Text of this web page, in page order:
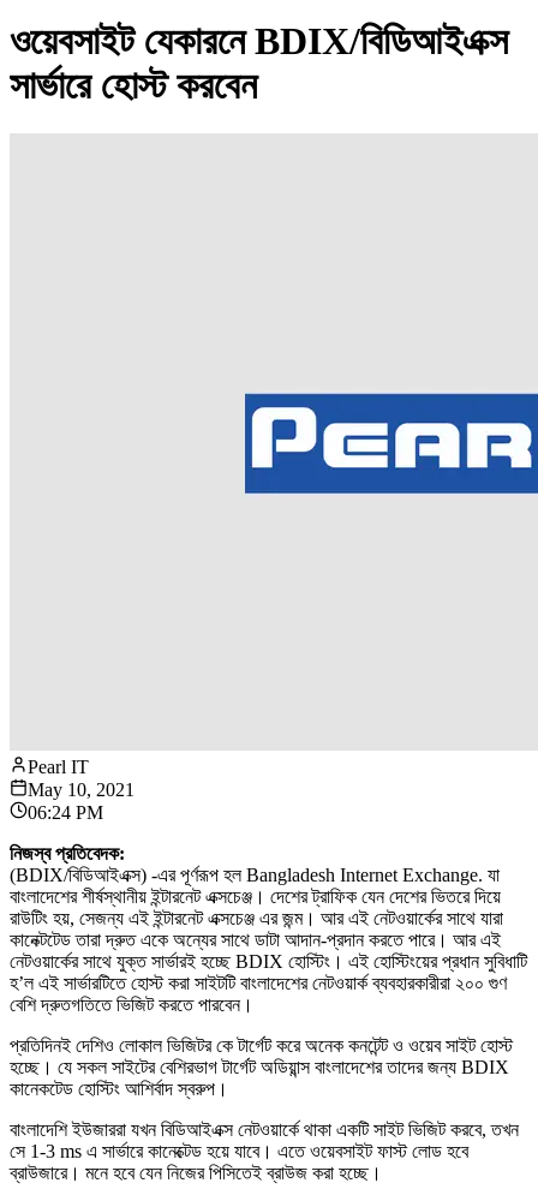
ওয়েবসাইট যেকারনে BDIX/বিডিআইএক্স
সার্ভারে হোস্ট করবেন
Pearl IT
May 10, 2021
06:24 PM
নিজস্ব প্রতিবেদক:
(BDIX/বিডিআইএক্স) -এর পূর্ণরূপ হল Bangladesh Internet Exchange. যা
বাংলাদেশের শীর্ষস্থানীয় ইন্টারনেট এক্সচেঞ্জ। দেশের ট্রাফিক যেন দেশের ভিতরে দিয়ে
রাউটিং হয়, সেজন্য এই ইন্টারনেট এক্সচেঞ্জ এর জন্ম। আর এই নেটওয়ার্কের সাথে যারা
কানেক্টটেড তারা দ্রুত একে অন্যের সাথে ডাটা আদান-প্রদান করতে পারে। আর এই
নেটওয়ার্কের সাথে যুক্ত সার্ভারই হচ্ছে BDIX হোস্টিং। এই হোস্টিংয়ের প্রধান সুবিধাটি
হ’ল এই সার্ভারটিতে হোস্ট করা সাইটটি বাংলাদেশের নেটওয়ার্ক ব্যবহারকারীরা ২০০ গুণ
বেশি দ্রুতগতিতে ভিজিট করতে পারবেন।
প্রতিদিনই দেশিও লোকাল ভিজিটর কে টার্গেট করে অনেক কনটেন্ট ও ওয়েব সাইট হোস্ট
হচ্ছে। যে সকল সাইটের বেশিরভাগ টার্গেট অডিয়ান্স বাংলাদেশের তাদের জন্য BDIX
কানেকটেড হোস্টিং আশির্বাদ স্বরুপ।
বাংলাদেশি ইউজাররা যখন বিডিআইএক্স নেটওয়ার্কে থাকা একটি সাইট ভিজিট করবে, তখন
সে 1-3 ms এ সার্ভারে কানেক্টেড হয়ে যাবে। এতে ওয়েবসাইট ফাস্ট লোড হবে
ব্রাউজারে। মনে হবে যেন নিজের পিসিতেই ব্রাউজ করা হচ্ছে।